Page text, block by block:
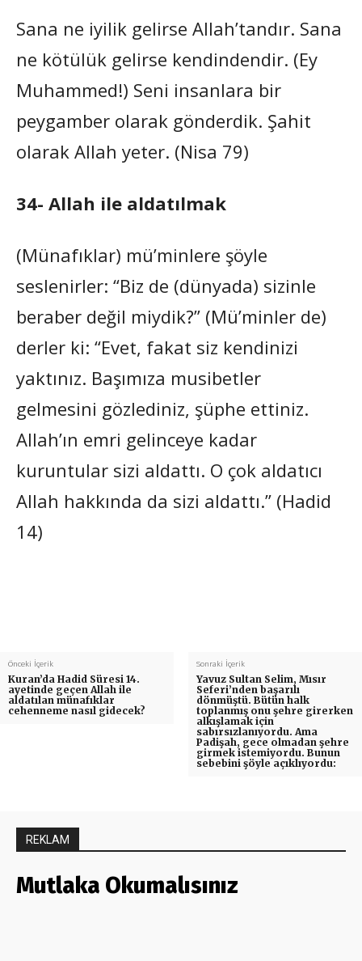
Sana ne iyilik gelirse Allah’tandır. Sana
ne kötülük gelirse kendindendir. (Ey
Muhammed!) Seni insanlara bir
peygamber olarak gönderdik. Şahit
olarak Allah yeter. (Nisa 79)
34- Allah ile aldatılmak
(Münafıklar) mü’minlere şöyle
seslenirler: “Biz de (dünyada) sizinle
beraber değil miydik?” (Mü’minler de)
derler ki: “Evet, fakat siz kendinizi
yaktınız. Başımıza musibetler
gelmesini gözlediniz, şüphe ettiniz.
Allah’ın emri gelinceye kadar
kuruntular sizi aldattı. O çok aldatıcı
Allah hakkında da sizi aldattı.” (Hadid
14)
Önceki İçerik
Kuran’da Hadid Süresi 14.
ayetinde geçen Allah ile
aldatılan münafıklar
cehenneme nasıl gidecek?
Sonraki İçerik
Yavuz Sultan Selim, Mısır
Seferi’nden başarılı
dönmüştü. Bütün halk
toplanmış onu şehre girerken
alkışlamak için
sabırsızlanıyordu. Ama
Padişah, gece olmadan şehre
girmek istemiyordu. Bunun
sebebini şöyle açıklıyordu:
REKLAM
Mutlaka Okumalısınız